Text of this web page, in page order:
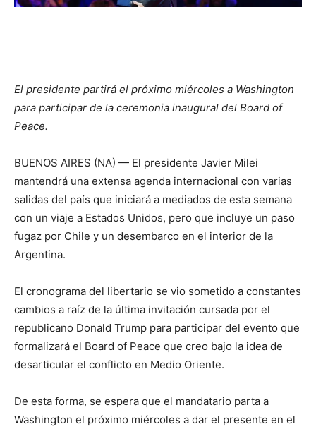
El presidente partirá el próximo miércoles a Washington
para participar de la ceremonia inaugural del Board of
Peace.
BUENOS AIRES (NA) — El presidente Javier Milei
mantendrá una extensa agenda internacional con varias
salidas del país que iniciará a mediados de esta semana
con un viaje a Estados Unidos, pero que incluye un paso
fugaz por Chile y un desembarco en el interior de la
Argentina.
El cronograma del libertario se vio sometido a constantes
cambios a raíz de la última invitación cursada por el
republicano Donald Trump para participar del evento que
formalizará el Board of Peace que creo bajo la idea de
desarticular el conflicto en Medio Oriente.
De esta forma, se espera que el mandatario parta a
Washington el próximo miércoles a dar el presente en el